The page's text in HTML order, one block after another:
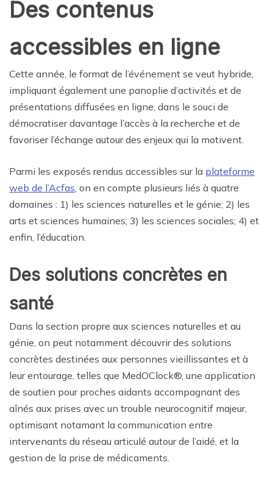
Des contenus
accessibles en ligne
Cette année, le format de l’événement se veut hybride,
impliquant également une panoplie d’activités et de
présentations diffusées en ligne, dans le souci de
démocratiser davantage l’accès à la recherche et de
favoriser l’échange autour des enjeux qui la motivent.
Parmi les exposés rendus accessibles sur la plateforme
web de l’Acfas , on en compte plusieurs liés à quatre
domaines : 1) les sciences naturelles et le génie; 2) les
arts et sciences humaines; 3) les sciences sociales; 4) et
enfin, l’éducation.
Des solutions concrètes en
santé
Dans la section propre aux sciences naturelles et au
génie, on peut notamment découvrir des solutions
concrètes destinées aux personnes vieillissantes et à
leur entourage, telles que MedOClock®, une application
de soutien pour proches aidants accompagnant des
aînés aux prises avec un trouble neurocognitif majeur,
optimisant notamant la communication entre
intervenants du réseau articulé autour de l’aidé, et la
gestion de la prise de médicaments.